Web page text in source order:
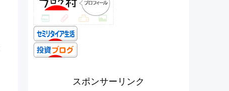
スポンサーリンク